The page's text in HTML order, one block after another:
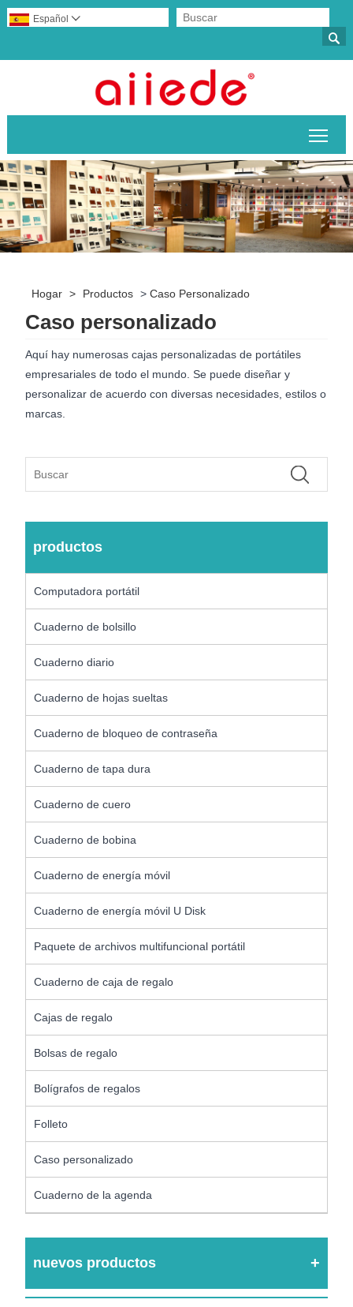

Español 
Hogar > Productos >Caso Personalizado
Caso personalizado
Aquí hay numerosas cajas personalizadas de portátiles
empresariales de todo el mundo. Se puede diseñar y
personalizar de acuerdo con diversas necesidades, estilos o
marcas.
productos
Computadora portátil
Cuaderno de bolsillo
Cuaderno diario
Cuaderno de hojas sueltas
Cuaderno de bloqueo de contraseña
Cuaderno de tapa dura
Cuaderno de cuero
Cuaderno de bobina
Cuaderno de energía móvil
Cuaderno de energía móvil U Disk
Paquete de archivos multifuncional portátil
Cuaderno de caja de regalo
Cajas de regalo
Bolsas de regalo
Bolígrafos de regalos
Folleto
Caso personalizado
Cuaderno de la agenda
nuevos productos